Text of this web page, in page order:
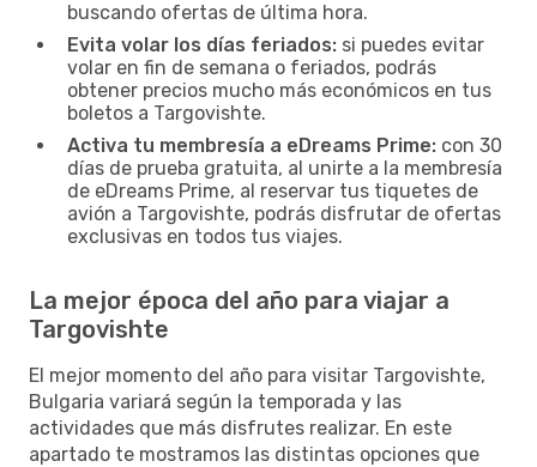
buscando ofertas de última hora.
Evita volar los días feriados: si puedes evitar
volar en fin de semana o feriados, podrás
obtener precios mucho más económicos en tus
boletos a Targovishte.
Activa tu membresía a eDreams Prime: con 30
días de prueba gratuita, al unirte a la membresía
de eDreams Prime, al reservar tus tiquetes de
avión a Targovishte, podrás disfrutar de ofertas
exclusivas en todos tus viajes.
La mejor época del año para viajar a
Targovishte
El mejor momento del año para visitar Targovishte,
Bulgaria variará según la temporada y las
actividades que más disfrutes realizar. En este
apartado te mostramos las distintas opciones que